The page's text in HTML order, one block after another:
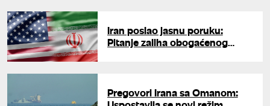
Iran poslao jasnu poruku:
Pitanje zaliha obogaćenog
Pregovori Irana sa Omanom: